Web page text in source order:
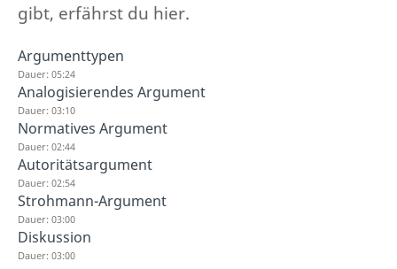
gibt, erfährst du hier.
Argumenttypen
Dauer: 05:24
Analogisierendes Argument
Dauer: 03:10
Normatives Argument
Dauer: 02:44
Autoritätsargument
Dauer: 02:54
Strohmann-Argument
Dauer: 03:00
Diskussion
Dauer: 03:00